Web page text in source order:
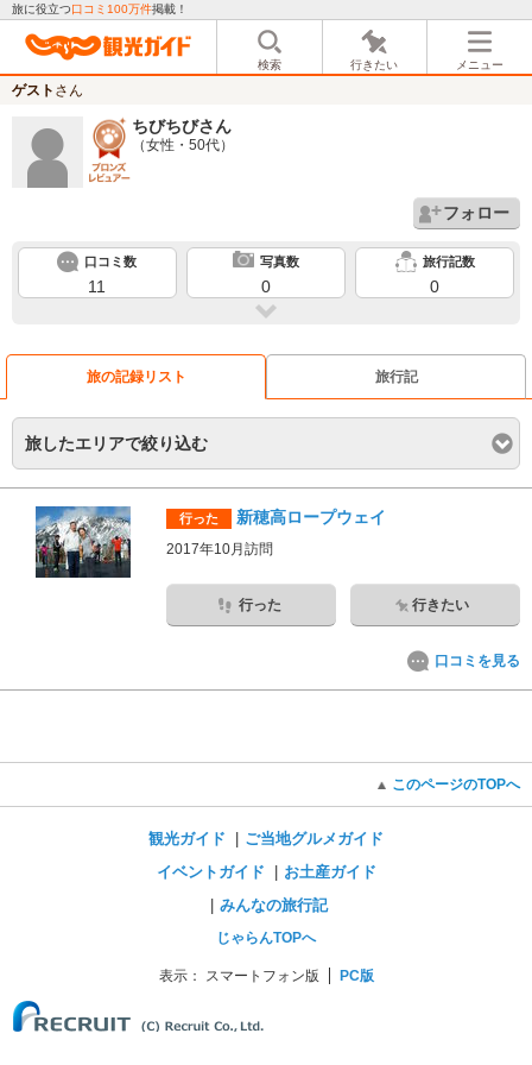
旅に役立つ口コミ100万件掲載！
検索 行きたい メニュー
ゲスト さん
ちびちびさん
（女性・50代）
フォロー
口コミ数
11
写真数
0
旅行記数
0
旅の記録リスト 旅行記
旅したエリアで絞り込む
行った 新穂高ロープウェイ
2017年10月訪問
行った 行きたい
口コミを見る
このページのTOPへ
観光ガイド
ご当地グルメガイド
イベントガイド
お土産ガイド
みんなの旅行記
じゃらんTOPへ
表示： スマートフォン版 PC版